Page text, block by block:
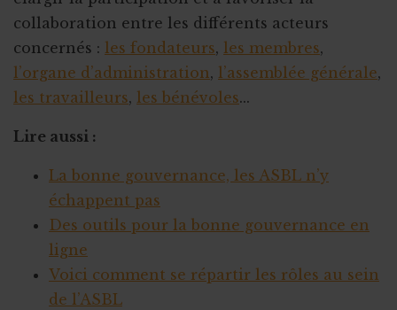
collaboration entre les différents acteurs
concernés : les fondateurs, les membres,
l’organe d’administration, l’assemblée générale,
les travailleurs, les bénévoles...
Lire aussi :
La bonne gouvernance, les ASBL n’y
échappent pas
Des outils pour la bonne gouvernance en
ligne
Voici comment se répartir les rôles au sein
de l’ASBL